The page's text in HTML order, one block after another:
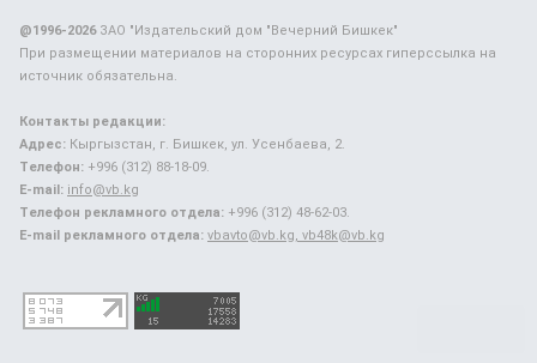
@1996-2026ЗАО "Издательский дом "Вечерний Бишкек"
При размещении материалов на сторонних ресурсах гиперссылка на
источник обязательна.
Контакты редакции:
Адрес: Кыргызстан, г. Бишкек, ул. Усенбаева, 2.
Телефон: +996 (312) 88-18-09.
E-mail: info@vb.kg
Телефон рекламного отдела: +996 (312) 48-62-03.
E-mail рекламного отдела: vbavto@vb.kg, vb48k@vb.kg